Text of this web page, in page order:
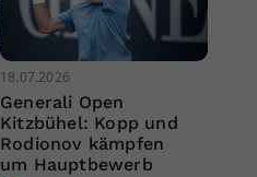
18.07.2026
Generali Open
Kitzbühel: Kopp und
Rodionov kämpfen
um Hauptbewerb